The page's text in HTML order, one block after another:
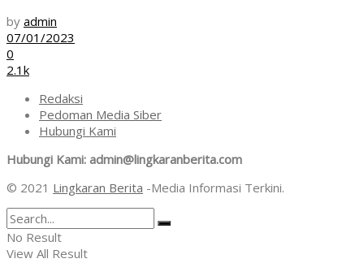
by admin
07/01/2023
0
2.1k
Redaksi
Pedoman Media Siber
Hubungi Kami
Hubungi Kami: admin@lingkaranberita.com
© 2021 Lingkaran Berita -Media Informasi Terkini.
No Result
View All Result